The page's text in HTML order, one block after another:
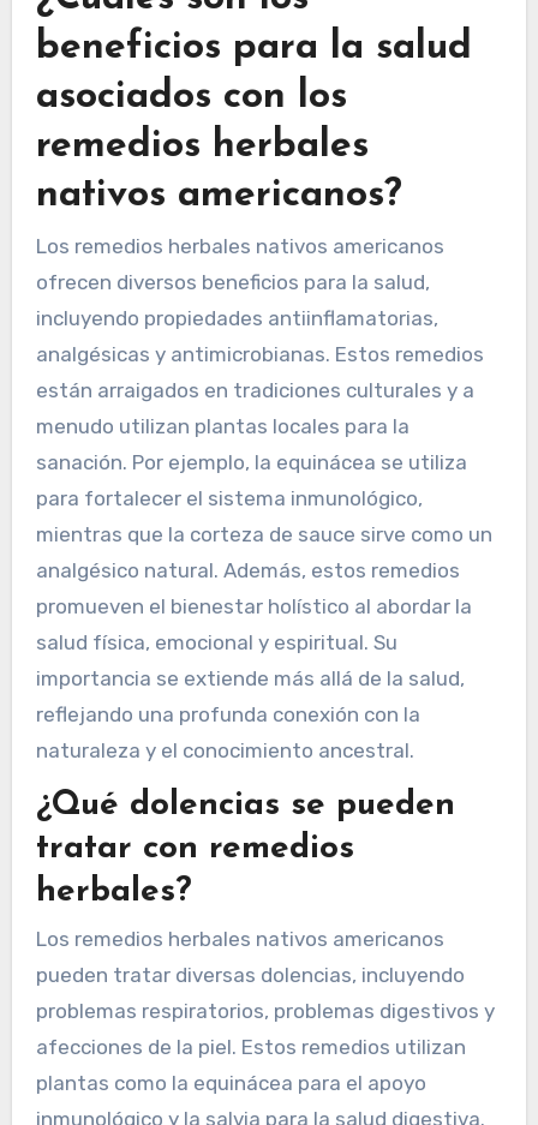
¿Cuáles son los
beneficios para la salud
asociados con los
remedios herbales
nativos americanos?
Los remedios herbales nativos americanos
ofrecen diversos beneficios para la salud,
incluyendo propiedades antiinflamatorias,
analgésicas y antimicrobianas. Estos remedios
están arraigados en tradiciones culturales y a
menudo utilizan plantas locales para la
sanación. Por ejemplo, la equinácea se utiliza
para fortalecer el sistema inmunológico,
mientras que la corteza de sauce sirve como un
promueven el bienestar holístico al abordar la
salud física, emocional y espiritual. Su
importancia se extiende más allá de la salud,
¿Qué dolencias se pueden
tratar con remedios
herbales?